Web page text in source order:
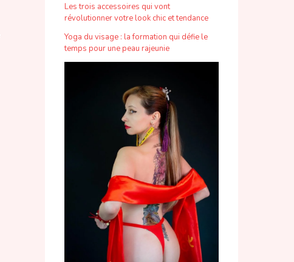
Les trois accessoires qui vont
révolutionner votre look chic et tendance
Yoga du visage : la formation qui défie le
temps pour une peau rajeunie